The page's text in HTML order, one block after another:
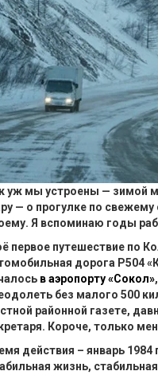
уж мы устроены — зимой
— о прогулке по свежему
Я вспоминаю годы
первое путешествие по
дорога Р504
в аэропорту «Сокол»
без малого 500
районной газете,
Короче, только
действия – январь
жизнь,